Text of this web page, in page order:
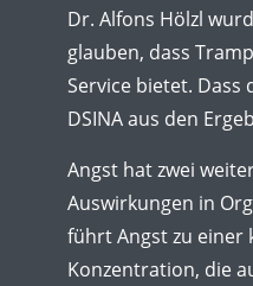
Dr. Alfons Hölzl
glauben, dass
Service bietet.
DSINA aus den
Angst hat zwei
Auswirkungen in
führt Angst zu einer
Konzentration, die